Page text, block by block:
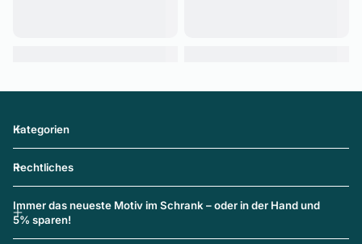
Kategorien
Rechtliches
Immer das neueste Motiv im Schrank – oder in der Hand und
5% sparen!